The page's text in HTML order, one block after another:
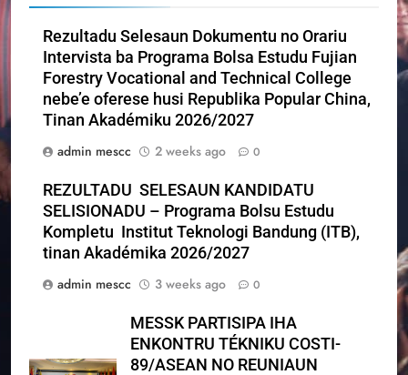
Rezultadu Selesaun Dokumentu no Orariu
Intervista ba Programa Bolsa Estudu Fujian
Forestry Vocational and Technical College
nebe’e oferese husi Republika Popular China,
Tinan Akadémiku 2026/2027
admin mescc
2 weeks ago 0
REZULTADU SELESAUN KANDIDATU
SELISIONADU – Programa Bolsu Estudu
Kompletu Institut Teknologi Bandung (ITB),
tinan Akadémika 2026/2027
admin mescc
3 weeks ago 0
MESSK PARTISIPA IHA
ENKONTRU TÉKNIKU COSTI-
89/ASEAN NO REUNIAUN